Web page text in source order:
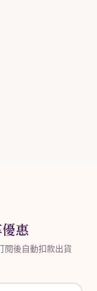
惠
閱後自動扣款出貨